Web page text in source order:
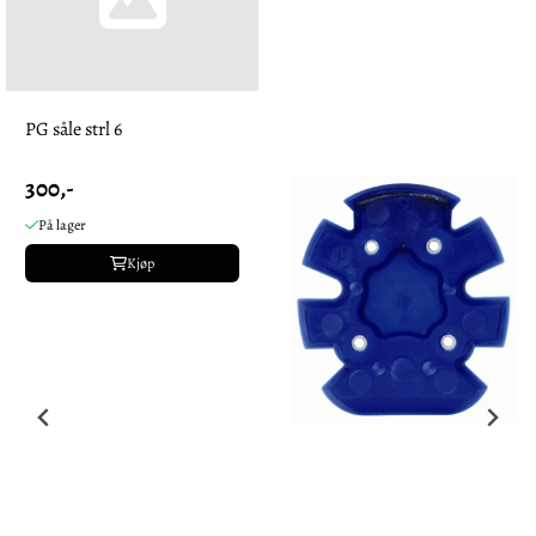
PG såle strl 6
300,-
På lager
Kjøp